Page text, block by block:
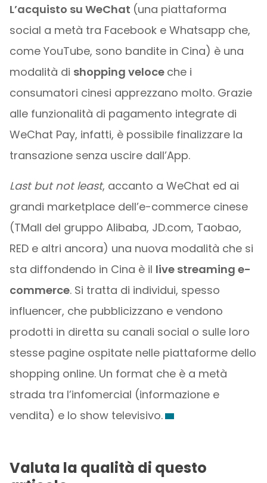
L’acquisto su WeChat (una piattaforma
social a metà tra Facebook e Whatsapp che,
come YouTube, sono bandite in Cina) è una
modalità di shopping veloce che i
consumatori cinesi apprezzano molto. Grazie
alle funzionalità di pagamento integrate di
WeChat Pay, infatti, è possibile finalizzare la
transazione senza uscire dall’App.
Last but not least, accanto a WeChat ed ai
grandi marketplace dell’e-commerce cinese
(TMall del gruppo Alibaba, JD.com, Taobao,
RED e altri ancora) una nuova modalità che si
sta diffondendo in Cina è il live streaming e-
commerce. Si tratta di individui, spesso
influencer, che pubblicizzano e vendono
prodotti in diretta su canali social o sulle loro
stesse pagine ospitate nelle piattaforme dello
shopping online. Un format che è a metà
strada tra l’infomercial (informazione e
vendita) e lo show televisivo.
Valuta la qualità di questo